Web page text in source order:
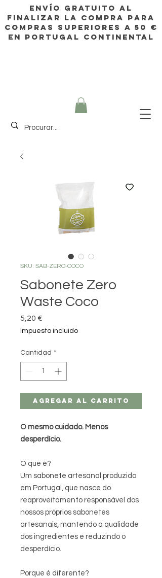
Envío gratuito al
finalizar la compra para
compras superiores a 50 €
en Portugal continental
SKU: SAB-ZERO-COCO
Sabonete Zero
Waste Coco
5,20 €
Impuesto incluido
Cantidad *
Agregar al carrito
O mesmo cuidado. Menos
desperdício.
O que é?
Um sabonete artesanal produzido
em Portugal, que nasce do
reaproveitamento responsável dos
nossos próprios sabonetes
artesanais, mantendo a qualidade
dos ingredientes e reduzindo o
desperdício.
Porque é diferente?